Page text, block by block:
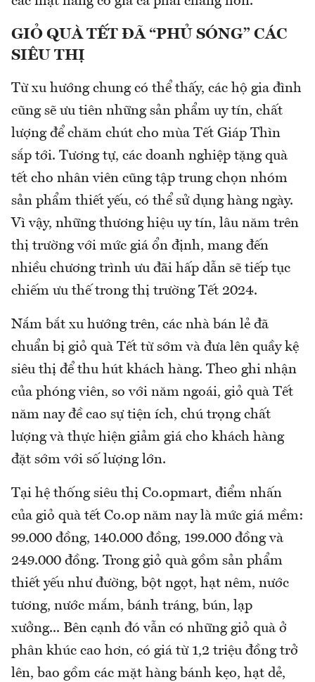
GIỎ QUÀ TẾT ĐÃ “PHỦ SÓNG” CÁC
SIÊU THỊ
Từ xu hướng chung có thể thấy, các hộ gia đình
cũng sẽ ưu tiên những sản phẩm uy tín, chất
lượng để chăm chút cho mùa Tết Giáp Thìn
sắp tới. Tương tự, các doanh nghiệp tặng quà
tết cho nhân viên cũng tập trung chọn nhóm
sản phẩm thiết yếu, có thể sử dụng hàng ngày.
Vì vậy, những thương hiệu uy tín, lâu năm trên
thị trường với mức giá ổn định, mang đến
nhiều chương trình ưu đãi hấp dẫn sẽ tiếp tục
chiếm ưu thế trong thị trường Tết 2024.
Nắm bắt xu hướng trên, các nhà bán lẻ đã
chuẩn bị giỏ quà Tết từ sớm và đưa lên quầy kệ
siêu thị để thu hút khách hàng. Theo ghi nhận
của phóng viên, so với năm ngoái, giỏ quà Tết
năm nay đề cao sự tiện ích, chú trọng chất
lượng và thực hiện giảm giá cho khách hàng
đặt sớm với số lượng lớn.
Tại hệ thống siêu thị Co.opmart, điểm nhấn
của giỏ quà tết Co.op năm nay là mức giá mềm:
99.000 đồng, 140.000 đồng, 199.000 đồng và
249.000 đồng. Trong giỏ quà gồm sản phẩm
thiết yếu như đường, bột ngọt, hạt nêm, nước
tương, nước mắm, bánh tráng, bún, lạp
xưởng... Bên cạnh đó vẫn có những giỏ quà ở
phân khúc cao hơn, có giá từ 1,2 triệu đồng trở
lên, bao gồm các mặt hàng bánh kẹo, hạt dẻ,